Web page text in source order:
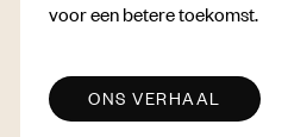
voor een betere toekomst.
ONS VERHAAL